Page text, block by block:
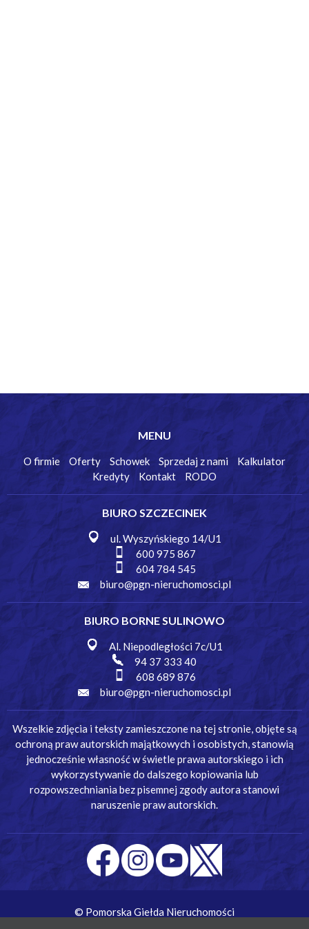
MENU
O firmie Oferty Schowek Sprzedaj z nami
Kalkulator
Kredyty
Kontakt RODO
BIURO SZCZECINEK
ul. Wyszyńskiego 14/U1
600 975 867
604 784 545
biuro@pgn-nieruchomosci.pl
BIURO BORNE SULINOWO
Al. Niepodległości 7c/U1
94 37 333 40
608 689 876
biuro@pgn-nieruchomosci.pl
Wszelkie zdjęcia i teksty zamieszczone na tej stronie, objęte są
ochroną praw autorskich majątkowych i osobistych, stanowią
jednocześnie własność w świetle prawa autorskiego i ich
wykorzystywanie do dalszego kopiowania lub
rozpowszechniania bez pisemnej zgody autora stanowi
naruszenie praw autorskich.
© Pomorska Giełda Nieruchomości